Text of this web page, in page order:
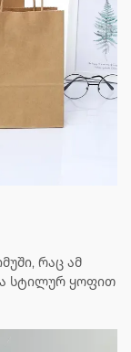
რაც ამ
სტილურ ყოფით